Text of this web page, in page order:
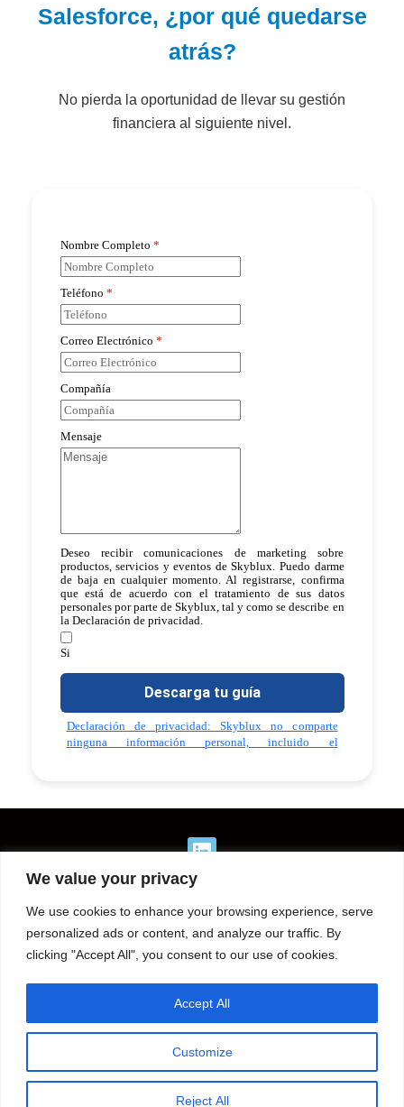
We value your privacy
We use cookies to enhance your browsing experience, serve
personalized ads or content, and analyze our traffic. By
clicking "Accept All", you consent to our use of cookies.
Customize
Reject All
Accept All
Salesforce, ¿por qué quedarse
atrás?
No pierda la oportunidad de llevar su gestión
financiera al siguiente nivel.
i
e
d
i
(786) 231-1300
Privacy Policy: Skyblux does not share any personal information,
including SMS opt-in consent, with any third-party organizations.
Copyright © 2024 Skyblux